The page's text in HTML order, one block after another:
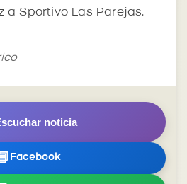
a Sportivo Las Parejas.
noticia
📘 Facebook